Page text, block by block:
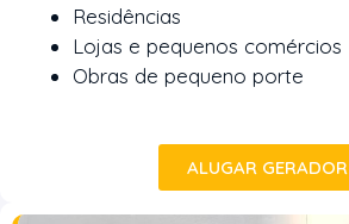
Residências
Lojas e pequenos comércios
Obras de pequeno porte
ALUGAR GERADOR